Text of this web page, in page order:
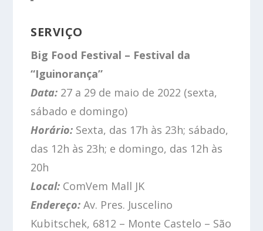
SERVIÇO
Big Food Festival – Festival da
“Iguinorança”
Data: 27 a 29 de maio de 2022 (sexta,
sábado e domingo)
Horário: Sexta, das 17h às 23h; sábado,
das 12h às 23h; e domingo, das 12h às
20h
Local: ComVem Mall JK
Endereço: Av. Pres. Juscelino
Kubitschek, 6812 – Monte Castelo – São